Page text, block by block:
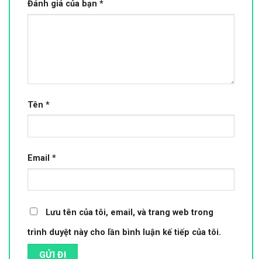
Đánh giá của bạn *
Tên *
Email *
Lưu tên của tôi, email, và trang web trong
trình duyệt này cho lần bình luận kế tiếp của tôi.